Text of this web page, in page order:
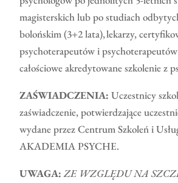
magisterskich lub po studiach
bolońskim (3+2 lata), lekarzy,
psychoterapeutów i
całościowe akredytowane szkolenie z
ZAŚWIADCZENIA:Uczestnicy
zaświadczenie, potwierdzające
wydane przez Centrum Szkoleń i
AKADEMIA PSYCHE.
UWAGA: ZE WZGLĘDU NA